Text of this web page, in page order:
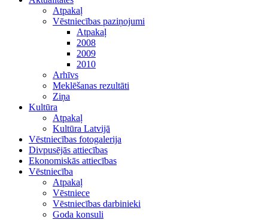
Atpakaļ
Vēstniecības paziņojumi
Atpakaļ
2008
2009
2010
Arhīvs
Meklēšanas rezultāti
Ziņa
Kultūra
Atpakaļ
Kultūra Latvijā
Vēstniecības fotogalerija
Divpusējās attiecības
Ekonomiskās attiecības
Vēstniecība
Atpakaļ
Vēstniece
Vēstniecības darbinieki
Goda konsuli